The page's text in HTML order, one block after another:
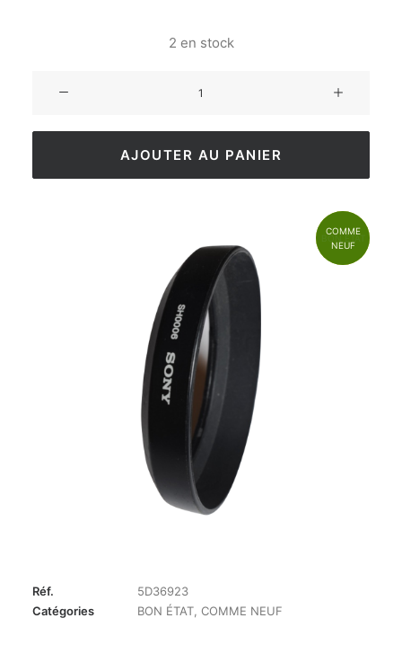
2 en stock
AJOUTER AU PANIER
BON ÉTAT
COMME
NEUF
Réf.
5D36923
Catégories
BON ÉTAT COMME NEUF